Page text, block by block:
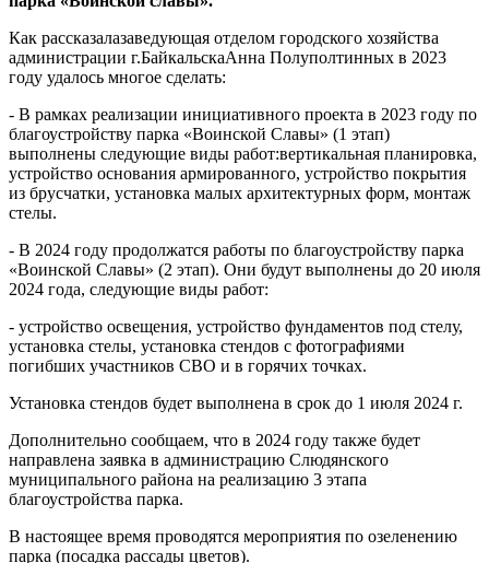
Как рассказалазаведующая отделом городского хозяйства
администрации г.БайкальскаАнна Полуполтинных в 2023
году удалось многое сделать:
- В рамках реализации инициативного проекта в 2023 году по
благоустройству парка «Воинской Славы» (1 этап)
выполнены следующие виды работ:вертикальная планировка,
устройство основания армированного, устройство покрытия
из брусчатки, установка малых архитектурных форм, монтаж
стелы.
- В 2024 году продолжатся работы по благоустройству парка
«Воинской Славы» (2 этап). Они будут выполнены до 20 июля
2024 года, следующие виды работ:
- устройство освещения, устройство фундаментов под стелу,
установка стелы, установка стендов с фотографиями
погибших участников СВО и в горячих точках.
Установка стендов будет выполнена в срок до 1 июля 2024 г.
Дополнительно сообщаем, что в 2024 году также будет
направлена заявка в администрацию Слюдянского
муниципального района на реализацию 3 этапа
благоустройства парка.
В настоящее время проводятся мероприятия по озеленению
парка (посадка рассады цветов).